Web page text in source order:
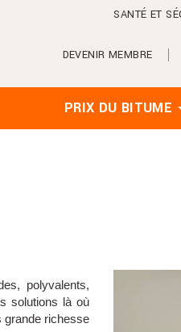
SANTÉ ET
DEVENIR MEMBRE
PRIX DU BITUME
polyvalents,
solutions là où
grande richesse